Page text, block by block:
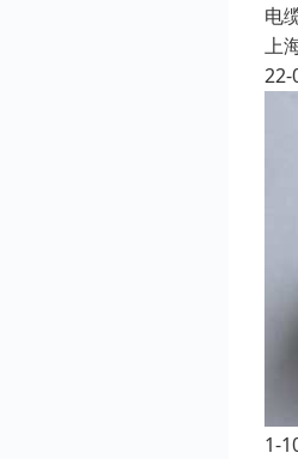
电
上
22-
1-